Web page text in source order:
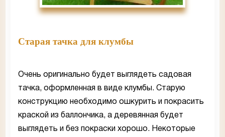
Старая тачка для клумбы
Очень оригинально будет выглядеть садовая
тачка, оформленная в виде клумбы. Старую
конструкцию необходимо ошкурить и покрасить
краской из баллончика, а деревянная будет
выглядеть и без покраски хорошо. Некоторые